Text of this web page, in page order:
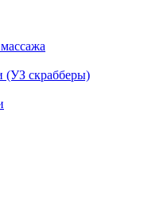
(УЗ скрабберы)